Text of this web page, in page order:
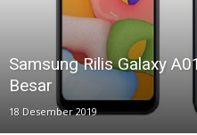
Samsung Rilis Galaxy
Besar
18 Desember 2019